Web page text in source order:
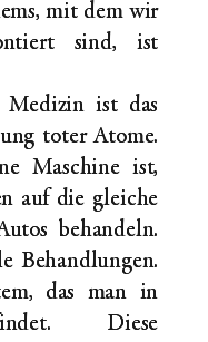
mit dem wir
sind, ist
Medizin ist das
toter Atome.
Maschine ist,
auf die gleiche
behandeln.
Behandlungen.
das man in
Diese